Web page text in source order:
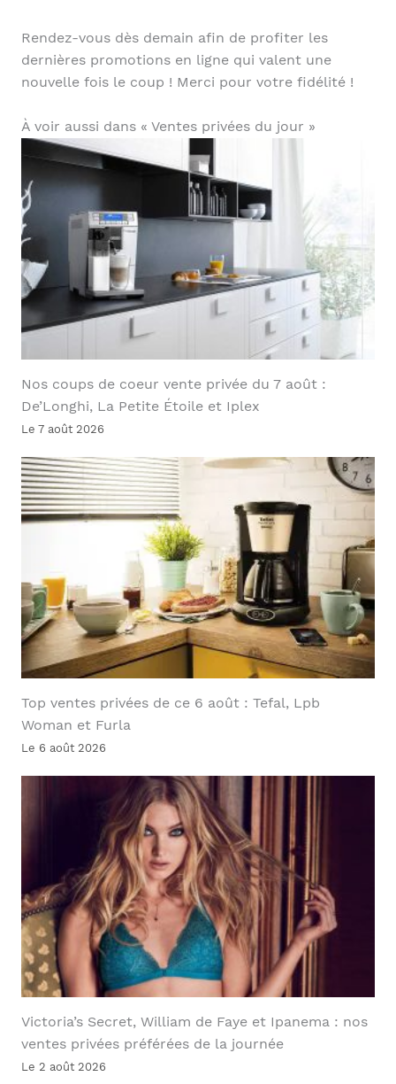
Rendez-vous dès demain afin de profiter les
dernières promotions en ligne qui valent une
nouvelle fois le coup ! Merci pour votre fidélité !
À voir aussi dans « Ventes privées du jour »
Nos coups de coeur vente privée du 7 août :
De’Longhi, La Petite Étoile et Iplex
Le 7 août 2026
Top ventes privées de ce 6 août : Tefal, Lpb
Woman et Furla
Le 6 août 2026
Victoria’s Secret, William de Faye et Ipanema : nos
ventes privées préférées de la journée
Le 2 août 2026